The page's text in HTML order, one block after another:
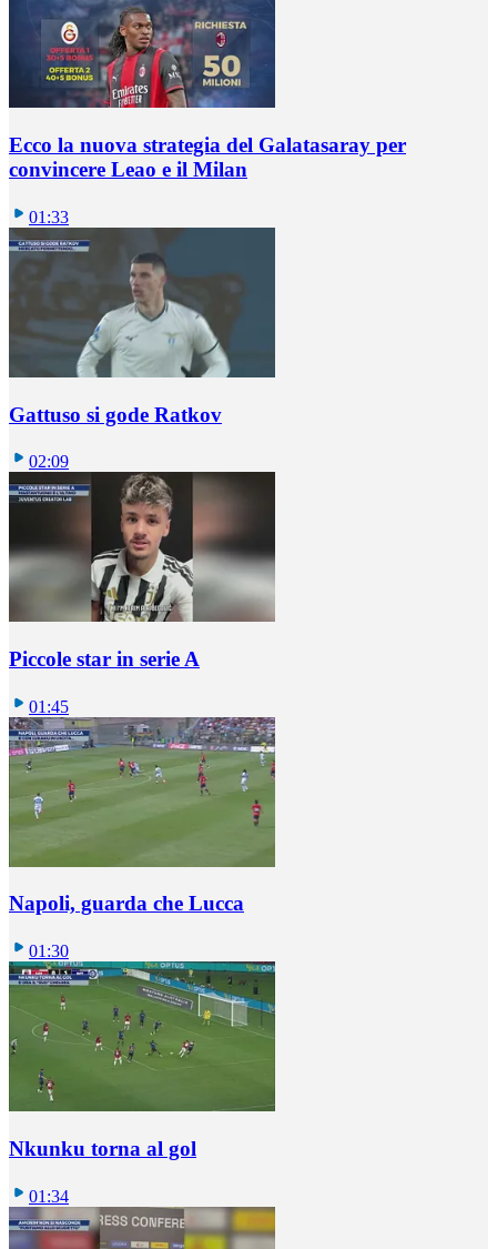
Ecco la nuova strategia del Galatasaray per
convincere Leao e il Milan
01:33
Gattuso si gode Ratkov
02:09
Piccole star in serie A
01:45
Napoli, guarda che Lucca
01:30
Nkunku torna al gol
01:34